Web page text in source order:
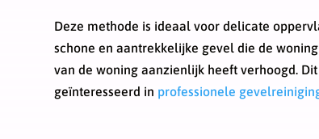
Deze methode is ideaal voor delicate
schone en aantrekkelijke gevel die de
van de woning aanzienlijk heeft verhoogd.
geïnteresseerd in professionele